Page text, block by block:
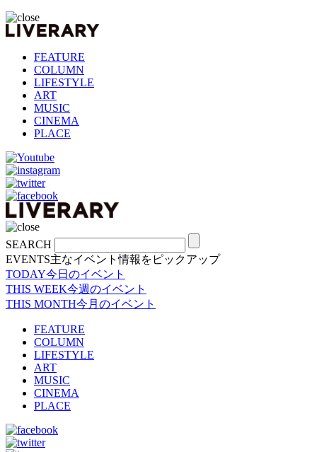
FEATURE
COLUMN
LIFESTYLE
ART
MUSIC
CINEMA
PLACE
SEARCH
EVENTS主なイベント情報をピックアップ
TODAY今日のイベント
THIS WEEK今週のイベント
THIS MONTH今月のイベント
FEATURE
COLUMN
LIFESTYLE
ART
MUSIC
CINEMA
PLACE